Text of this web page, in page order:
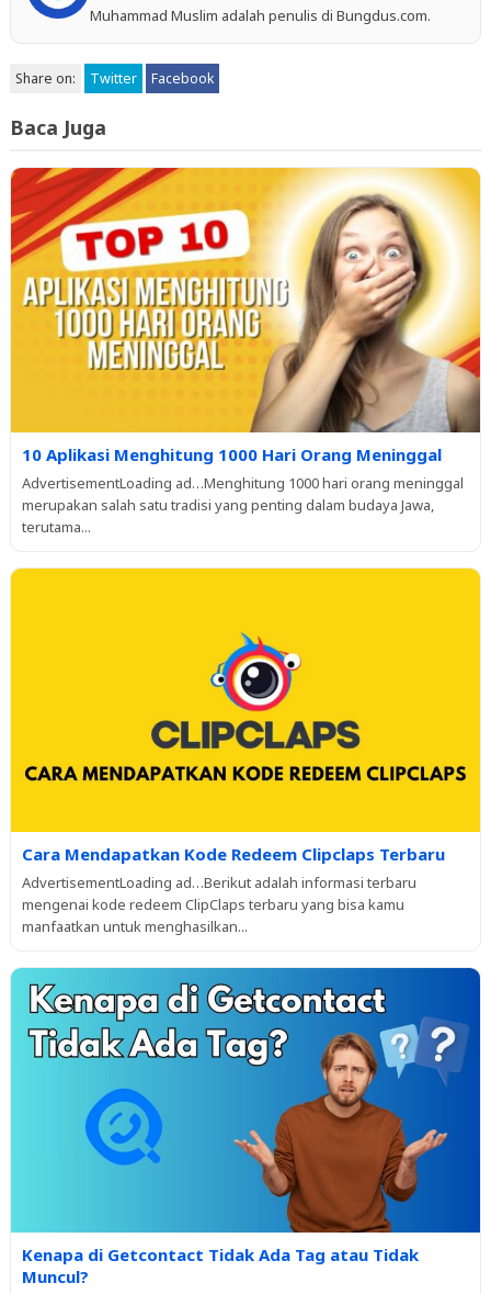
Muhammad Muslim adalah penulis di Bungdus.com.
Share on: Twitter Facebook
Baca Juga
10 Aplikasi Menghitung 1000 Hari Orang Meninggal
AdvertisementLoading ad…Menghitung 1000 hari orang meninggal
merupakan salah satu tradisi yang penting dalam budaya Jawa,
terutama...
Cara Mendapatkan Kode Redeem Clipclaps Terbaru
AdvertisementLoading ad…Berikut adalah informasi terbaru
mengenai kode redeem ClipClaps terbaru yang bisa kamu
manfaatkan untuk menghasilkan...
Kenapa di Getcontact Tidak Ada Tag atau Tidak
Muncul?